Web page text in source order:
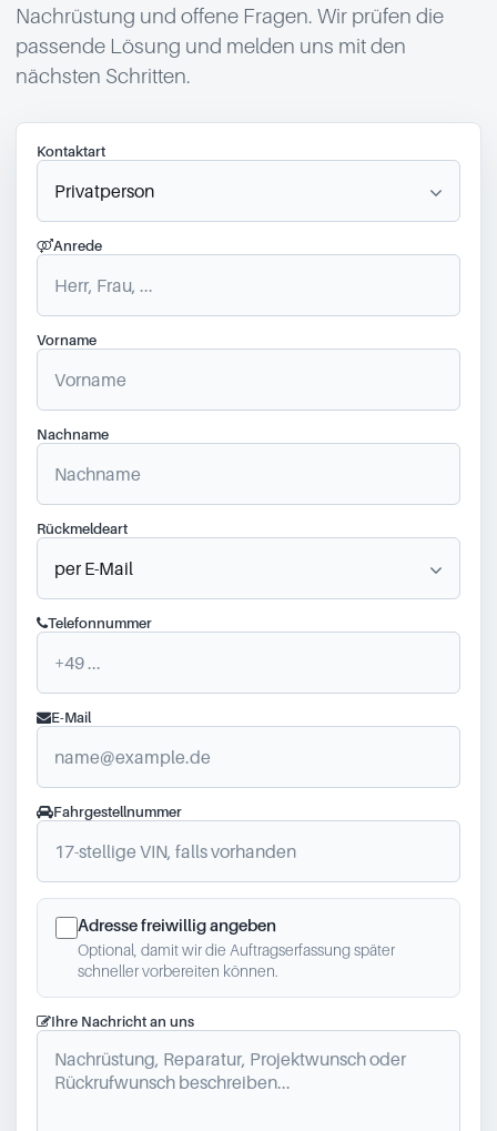
Nachrüstung und offene Fragen. Wir prüfen die
passende Lösung und melden uns mit den
nächsten Schritten.
Kontaktart
Anrede
Vorname
Nachname
Rückmeldeart
Telefonnummer
E-Mail
Fahrgestellnummer
Adresse freiwillig angeben
Optional, damit wir die Auftragserfassung später
schneller vorbereiten können.
Ihre Nachricht an uns